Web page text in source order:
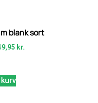
blank sort
kr.